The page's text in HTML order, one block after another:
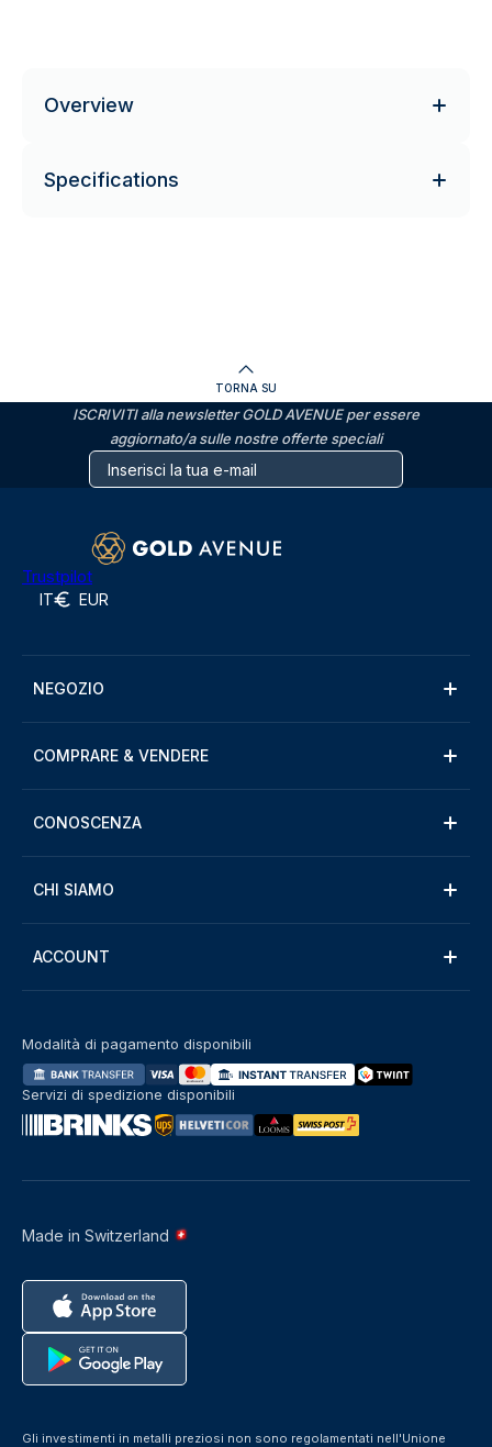
Overview
Specifications
TORNA SU
ISCRIVITI alla newsletter GOLD AVENUE per essere
aggiornato/a sulle nostre offerte speciali
Trustpilot
IT EUR
NEGOZIO
COMPRARE & VENDERE
CONOSCENZA
CHI SIAMO
ACCOUNT
Made in Switzerland
Modalità di pagamento disponibili
Servizi di spedizione disponibili
Gli investimenti in metalli preziosi non sono regolamentati nell'Unione